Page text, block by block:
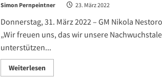
Simon Pernpeintner 23. März 2022
Donnerstag, 31. März 2022 – GM Nikola
„Wir freuen uns, das wir unsere
unterstützen...
WeiterlesenRead
more